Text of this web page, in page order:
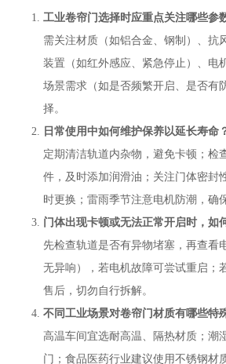
工业卷帘门选择时应重点关注哪些参
需关注材质（如铝合金、钢制）、抗
装置（如红外感应、紧急停止）、电
场景需求（如是否频繁开启、是否有
择。
日常使用中如何维护保养以延长寿命
定期清洁轨道内杂物，避免卡顿；检
件，及时添加润滑油；关注门体密封
时更换；雷雨季节注意电机防潮，确
门体出现卡顿或无法正常开启时，如
先检查轨道是否有异物堵塞，再查看
无异响），若电机故障可尝试重启；
售后，切勿自行拆解。
不同工业场景对卷帘门材质有哪些特
高温车间宜选耐高温、隔热材质；潮
门；食品医药行业建议使用不锈钢材